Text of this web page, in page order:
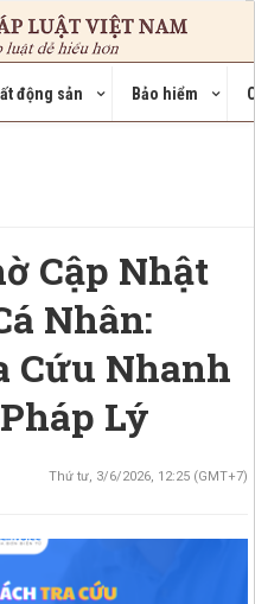
động sản Bảo hiểm
Cập Nhật
Nhân:
Cứu Nhanh
Lý
Thứ tư, 3/6/2026, 12:25 (GMT+7)